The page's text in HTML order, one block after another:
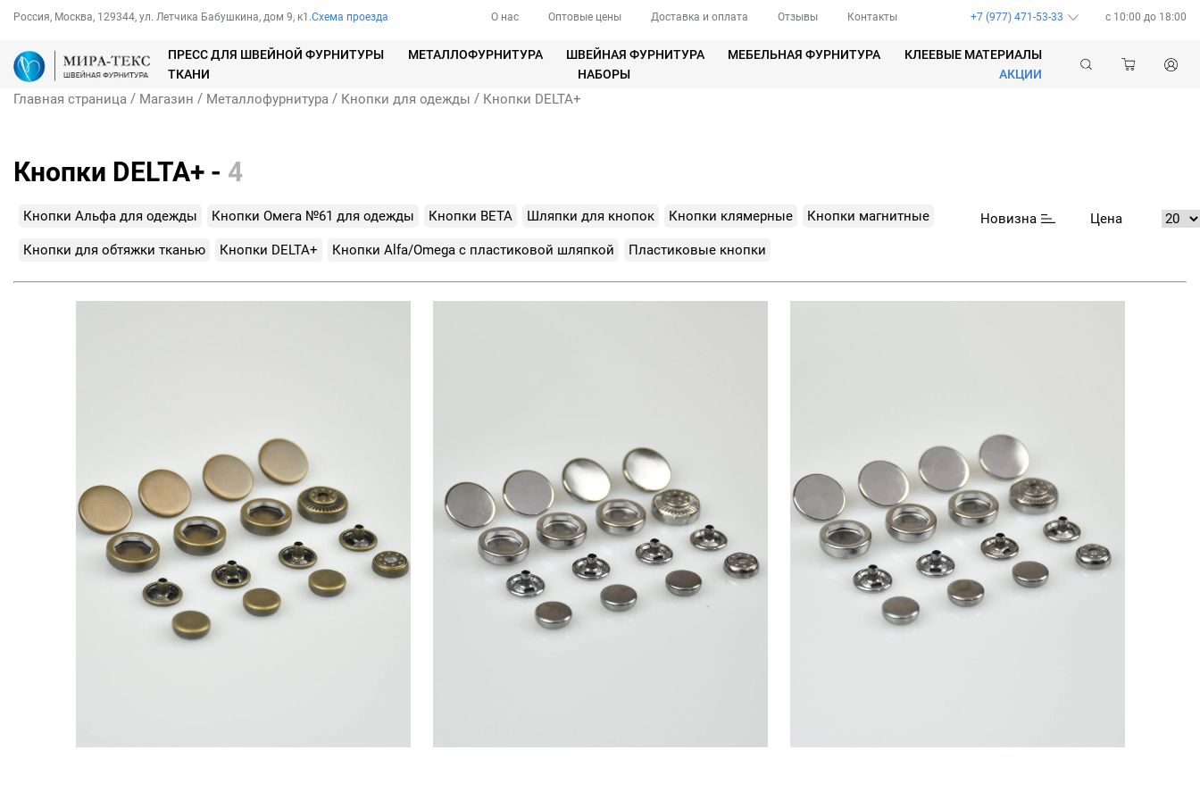
Россия, Москва, 129344, ул. Летчика Бабушкина, дом 9, к1.Схема проезда О нас Оптовые цены Доставка и оплата Отзывы Контакты +7 (977) 471-53-33 c 10:00 до 18:00
ПРЕСС ДЛЯ ШВЕЙНОЙ ФУРНИТУРЫ МЕТАЛЛОФУРНИТУРА ШВЕЙНАЯ ФУРНИТУРА МЕБЕЛЬНАЯ ФУРНИТУРА
КЛЕЕВЫЕ МАТЕРИАЛЫ
ТКАНИ
НАБОРЫ АКЦИИ
Главная страница / Магазин / Металлофурнитура / Кнопки для одежды / Кнопки DELTA+
Кнопки DELTA+ - 4
Кнопки Альфа для одежды Кнопки Омега №61 для одежды Кнопки BETA Шляпки для кнопок Кнопки клямерные Кнопки магнитные
Кнопки для обтяжки тканью Кнопки DELTA+ Кнопки Alfa/Omega с пластиковой шляпкой Пластиковые кнопки
Новизна Цена